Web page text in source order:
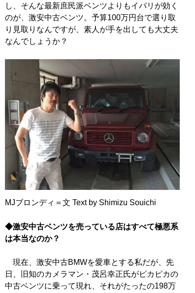
し、そんな最新庶民派ベンツよりもイバリが効く
のが、激安中古ベンツ。予算100万円台で選り取
り見取りなんですが、素人が手を出しても大丈夫
なんでしょうか？
MJブロンディ＝文 Text by Shimizu Souichi
◆激安中古ベンツを売っている店はすべて極悪系
は本当なのか？
現在、激安中古BMWを愛車とする私だが、先
日、旧知のカメラマン・茂呂幸正氏がピカピカの
中古ベンツに乗って現れ、それがたったの198万